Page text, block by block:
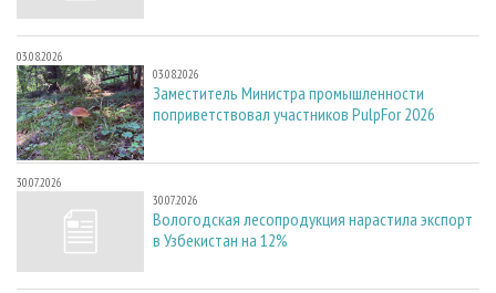
03.08.2026
03.08.2026
Заместитель Министра промышленности
поприветствовал участников PulpFor 2026
30.07.2026
30.07.2026
Вологодская лесопродукция нарастила экспорт
в Узбекистан на 12%